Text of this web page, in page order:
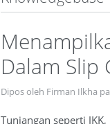
Dalam Slip
Dipos oleh Firman Ilkha
Tunjangan seperti